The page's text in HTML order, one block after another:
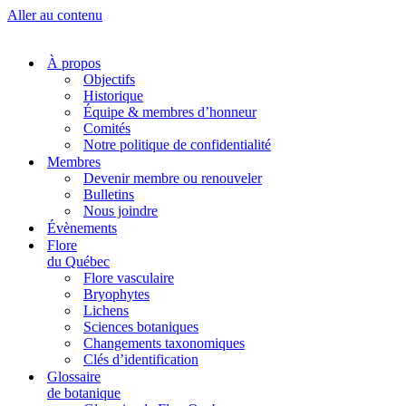
Aller au contenu
À propos
Objectifs
Historique
Équipe & membres d’honneur
Comités
Notre politique de confidentialité
Membres
Devenir membre ou renouveler
Bulletins
Nous joindre
Évènements
Flore
du Québec
Flore vasculaire
Bryophytes
Lichens
Sciences botaniques
Changements taxonomiques
Clés d’identification
Glossaire
de botanique